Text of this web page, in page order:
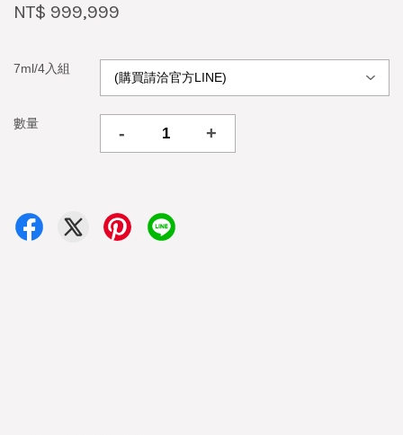
NT$ 999,999
7ml/4入組
數量 - +